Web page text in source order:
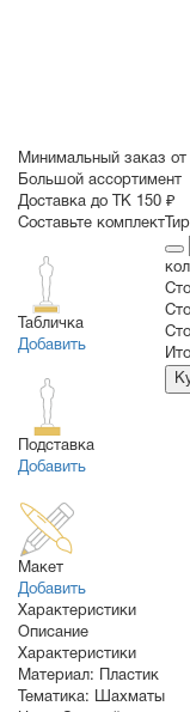
Минимальный заказ от
Большой ассортимент
Доставка до ТК 150 ₽
Составьте комплект
Табличка
Добавить
Подставка
Добавить
Макет
Добавить
Характеристики
Описание
Характеристики
Материал: Пластик
Тематика: Шахматы